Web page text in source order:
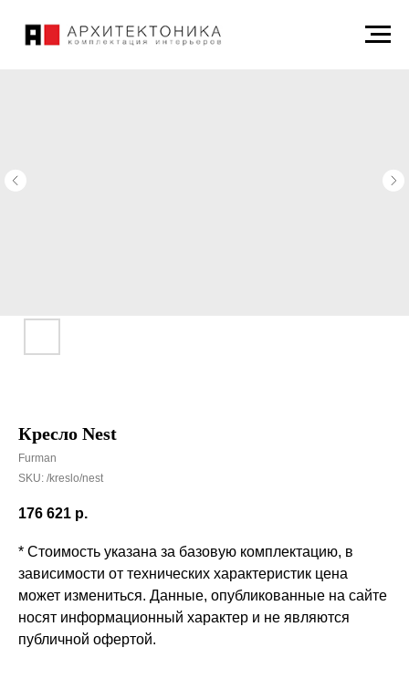
Кресло Nest
Furman
SKU: /kreslo/nest
176 621 р.
* Стоимость указана за базовую комплектацию, в
зависимости от технических характеристик цена
может измениться. Данные, опубликованные на сайте
носят информационный характер и не являются
публичной офертой.